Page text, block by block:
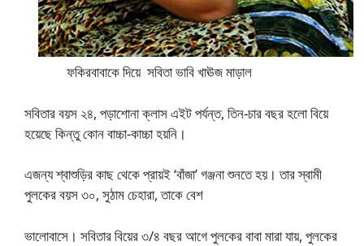
ফকিরবাবাকে দিয়ে সবিতা ভাবি খাঊজ মাড়াল
সবিতার বয়স ২৪, পড়াশোনা ক্লাস এইট পর্যন্ত, তিন-চার বছর হলো বিয়ে
হয়েছে কিন্তু কোন বাচ্চা-কাচ্চা হয়নি।
এজন্য শ্বাশুড়ির কাছ থেকে প্রায়ই ‘বাঁজা’ গঞ্জনা শুনতে হয়। তার স্বামী
পুলকের বয়স ৩০, সুঠাম চেহারা, তাকে বেশ
ভালোবাসে। সবিতার বিয়ের ৩/৪ বছর আগে পুলকের বাবা মারা যায়, পুলকের